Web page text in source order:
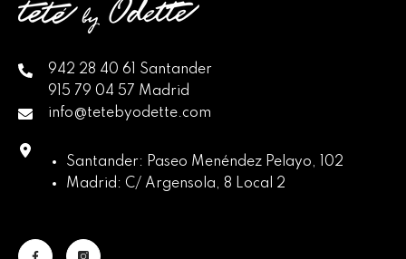
942 28 40 61 Santander
915 79 04 57 Madrid
info@tetebyodette.com
Santander: Paseo Menéndez Pelayo, 102
Madrid: C/ Argensola, 8 Local 2